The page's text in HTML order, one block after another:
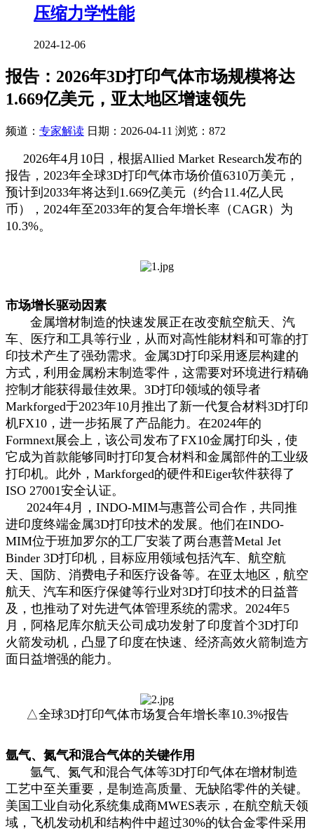
压缩力学性能
2024-12-06
报告：2026年3D打印气体市场规模将达
1.669亿美元，亚太地区增速领先
频道： 专家解读 日期： 2026-04-11 浏览：872
2026年4月10日，根据Allied Market Research发布的
报告，2023年全球3D打印气体市场价值6310万美元，
预计到2033年将达到1.669亿美元（约合11.4亿人民
币），2024年至2033年的复合年增长率（CAGR）为
10.3%。
市场增长驱动因素
金属增材制造的快速发展正在改变航空航天、汽
车、医疗和工具等行业，从而对高性能材料和可靠的打
印技术产生了强劲需求。金属3D打印采用逐层构建的
方式，利用金属粉末制造零件，这需要对环境进行精确
控制才能获得最佳效果。3D打印领域的领导者
Markforged于2023年10月推出了新一代复合材料3D打印
机FX10，进一步拓展了产品能力。在2024年的
Formnext展会上，该公司发布了FX10金属打印头，使
它成为首款能够同时打印复合材料和金属部件的工业级
打印机。此外，Markforged的硬件和Eiger软件获得了
ISO 27001安全认证。
2024年4月，INDO-MIM与惠普公司合作，共同推
进印度终端金属3D打印技术的发展。他们在INDO-
MIM位于班加罗尔的工厂安装了两台惠普Metal Jet
Binder 3D打印机，目标应用领域包括汽车、航空航
天、国防、消费电子和医疗设备等。在亚太地区，航空
航天、汽车和医疗保健等行业对3D打印技术的日益普
及，也推动了对先进气体管理系统的需求。2024年5
月，阿格尼库尔航天公司成功发射了印度首个3D打印
火箭发动机，凸显了印度在快速、经济高效火箭制造方
面日益增强的能力。
△全球3D打印气体市场复合年增长率10.3%报告
氩气、氮气和混合气体的关键作用
氩气、氮气和混合气体等3D打印气体在增材制造
工艺中至关重要，是制造高质量、无缺陷零件的关键。
美国工业自动化系统集成商MWES表示，在航空航天领
域，飞机发动机和结构件中超过30%的钛合金零件采用